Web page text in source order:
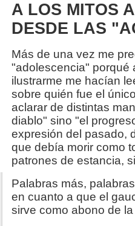
A LOS MITOS
DESDE LAS
Más de una vez me
"adolescencia" porqué
ilustrarme me hacían
sobre quién fue el
aclarar de distintas
diablo" sino "el
expresión del pasado,
que debía morir como
patrones de estancia,
Palabras más,
en cuanto a que el
sirve como abono de